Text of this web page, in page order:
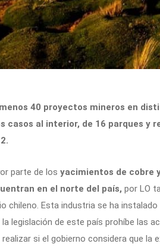
40 proyectos mineros en
casos al interior, de 16 parques y
parte de los yacimientos de cobre
en el norte del país, por LO
chileno. Esta industria se ha
la legislación de este país prohíbe las
realizar si el gobierno considera que la